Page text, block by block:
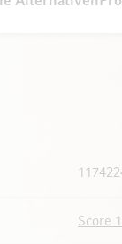
Score